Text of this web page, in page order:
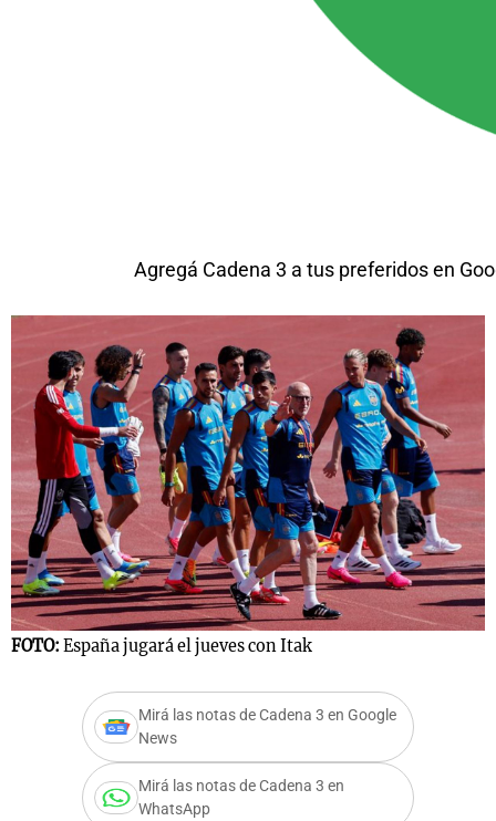
Agregá Cadena 3 a tus preferidos en
FOTO: España jugará el jueves con Itak
Mirá las notas de Cadena 3 en Google
News
Mirá las notas de Cadena 3 en
WhatsApp